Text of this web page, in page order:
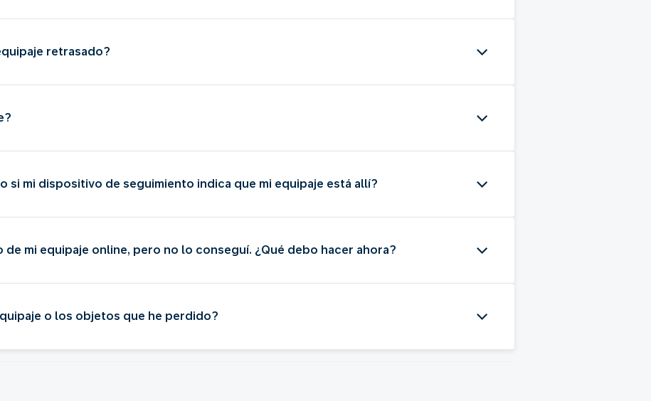
retrasado?
si mi dispositivo de seguimiento indica que mi equipaje está allí?
mi equipaje online, pero no lo conseguí. ¿Qué debo hacer ahora?
o los objetos que he perdido?